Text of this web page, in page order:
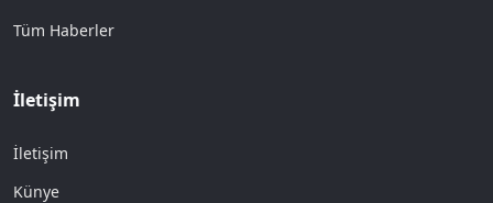
Tüm Haberler
İletişim
İletişim
Künye